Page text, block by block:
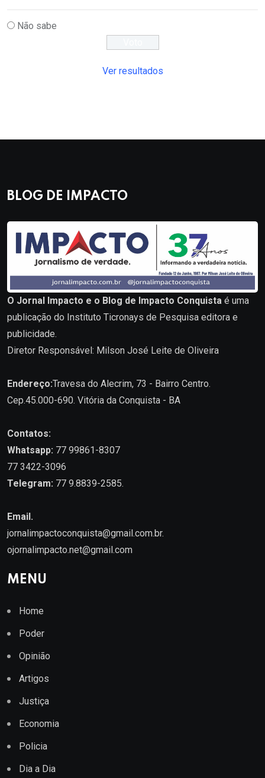
Não sabe
Ver resultados
BLOG DE IMPACTO
O Jornal Impacto e o Blog de Impacto Conquista é uma
publicação do Instituto Ticronays de Pesquisa editora e
publicidade.
Diretor Responsável: Milson José Leite de Oliveira
Endereço:Travesa do Alecrim, 73 - Bairro Centro.
Cep.45.000-690. Vitória da Conquista - BA
Contatos:
Whatsapp: 77 99861-8307
77 3422-3096
Telegram: 77 9.8839-2585.
Email.
jornalimpactoconquista@gmail.com.br.
ojornalimpacto.net@gmail.com
MENU
Home
Poder
Opinião
Artigos
Justiça
Economia
Policia
Dia a Dia